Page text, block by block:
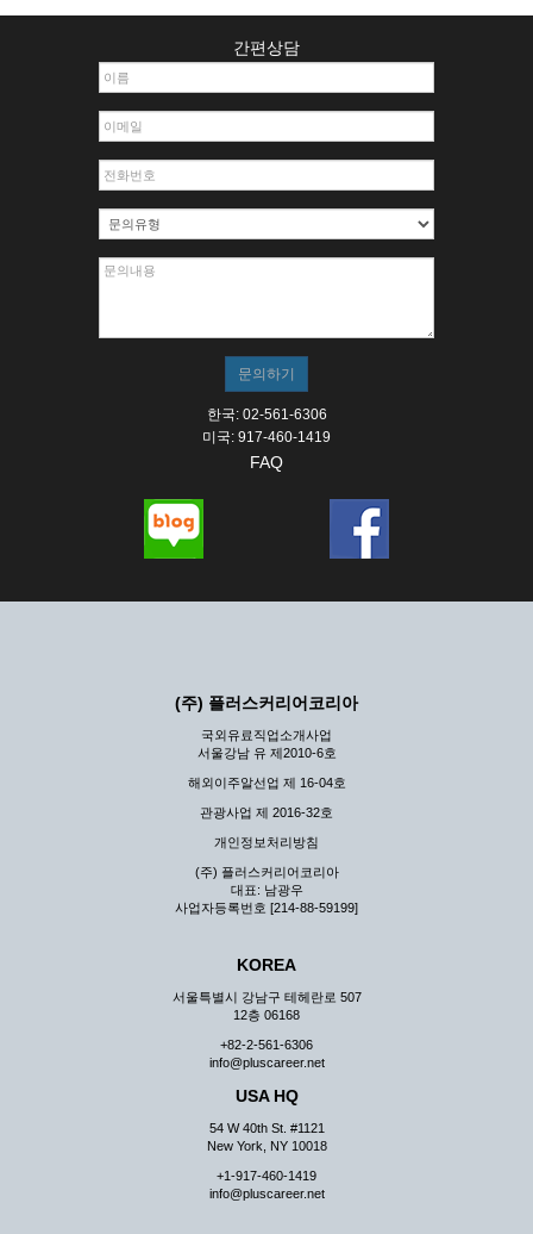
간편상담
한국: 02-561-6306
미국: 917-460-1419
FAQ
(주) 플러스커리어코리아
국외유료직업소개사업
서울강남 유 제2010-6호
해외이주알선업 제 16-04호
관광사업 제 2016-32호
개인정보처리방침
(주) 플러스커리어코리아
대표: 남광우
사업자등록번호 [214-88-59199]
KOREA
서울특별시 강남구 테헤란로 507
12층 06168
+82-2-561-6306
info@pluscareer.net
USA HQ
54 W 40th St. #1121
New York, NY 10018
+1-917-460-1419
info@pluscareer.net